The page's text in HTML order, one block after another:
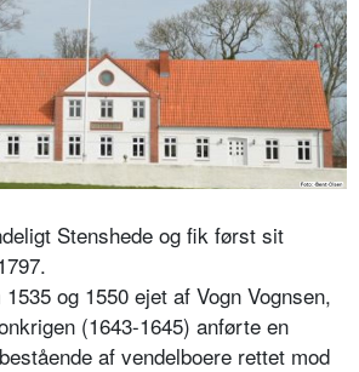
Stenshede og fik først sit
og 1550 ejet af Vogn Vognsen,
(1643-1645) anførte en
af vendelboere rettet mod